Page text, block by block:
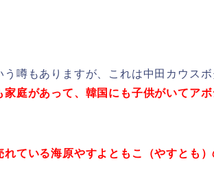
噂もありますが、これは中田カウス
庭があって、韓国にも子供がいてア
ている海原やすよともこ（やすとも